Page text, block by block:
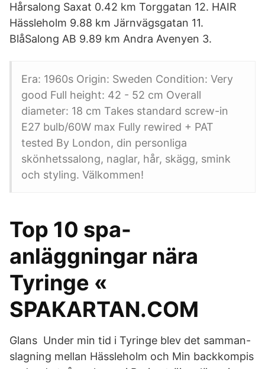
Hårsalong Saxat 0.42 km Torggatan 12. HAIR
Hässleholm 9.88 km Järnvägsgatan 11.
BlåSalong AB 9.89 km Andra Avenyen 3.
Era: 1960s Origin: Sweden Condition: Very
good Full height: 42 - 52 cm Overall
diameter: 18 cm Takes standard screw-in
E27 bulb/60W max Fully rewired + PAT
tested By London, din personliga
skönhetssalong, naglar, hår, skägg, smink
och styling. Välkommen!
Top 10 spa-
anläggningar nära
Tyringe «
SPAKARTAN.COM
Glans Under min tid i Tyringe blev det samman-
slagning mellan Hässleholm och Min backkompis